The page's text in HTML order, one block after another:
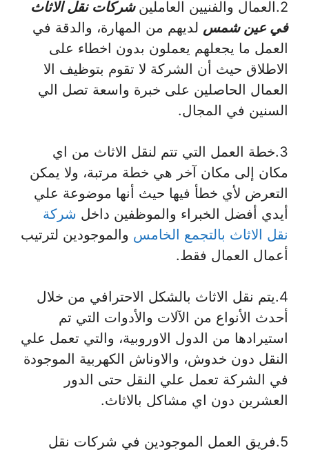
2.العمال والفنيين العاملين
شركات نقل الاثاث
في عين شمس لديهم من المهارة، والدقة في
العمل ما يجعلهم يعملون بدون اخطاء على
الاطلاق حيث أن الشركة لا تقوم بتوظيف الا
العمال الحاصلين على خبرة واسعة تصل الي
السنين في المجال.
3.خطة العمل التي تتم لنقل الاثاث من اي
مكان إلى مكان آخر هي خطة مرتبة، ولا يمكن
التعرض لأي خطأ فيها حيث أنها موضوعة علي
أيدي أفضل الخبراء والموظفين داخل شركة
نقل الاثاث بالتجمع الخامس والموجودين لترتيب
أعمال العمال فقط.
4.يتم نقل الاثاث بالشكل الاحترافي من خلال
أحدث الأنواع من الآلات والأدوات التي تم
استيرادها من الدول الاوروبية، والتي تعمل علي
النقل دون خدوش، والاوناش الكهربية الموجودة
في الشركة تعمل علي النقل حتى الدور
العشرين دون اي مشاكل بالاثاث.
5.فريق العمل الموجودين في شركات نقل